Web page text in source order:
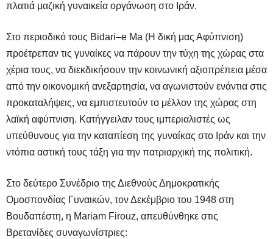
πλατιά μαζική γυναικεία οργάνωση στο Ιράν.
Στο περιοδικό τους Bidari–e Ma (Η δική μας Αφύπνιση)
προέτρεπαν τις γυναίκες να πάρουν την τύχη της χώρας στα
χέρια τους, να διεκδικήσουν την κοινωνική αξιοπρέπεια μέσα
από την οικονομική ανεξαρτησία, να αγωνιστούν ενάντια στις
προκαταλήψεις, να εμπιστευτούν το μέλλον της χώρας στη
λαϊκή αφύπνιση. Κατήγγειλαν τους ιμπεριαλιστές ως
υπεύθυνους για την καταπίεση της γυναίκας στο Ιράν και την
ντόπια αστική τους τάξη για την πατριαρχική της πολιτική.
Στο δεύτερο Συνέδριο της Διεθνούς Δημοκρατικής
Ομοσπονδίας Γυναικών, τον Δεκέμβριο του 1948 στη
Βουδαπέστη, η Mariam Firouz, απευθύνθηκε στις
Βρετανίδες συναγωνίστριες: